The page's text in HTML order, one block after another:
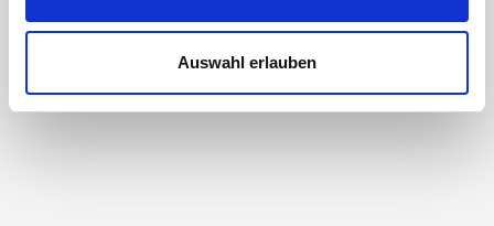
Auswahl erlauben